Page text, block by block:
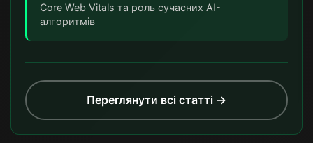
Core Web Vitals та роль сучасних AI-
алгоритмів
Переглянути всі статті →